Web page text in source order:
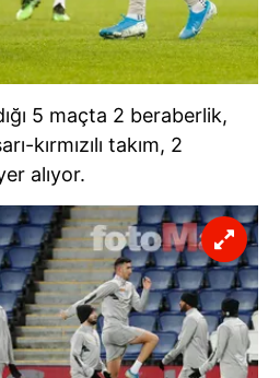
5 maçta 2 beraberlik,
kırmızılı takım, 2
alıyor.